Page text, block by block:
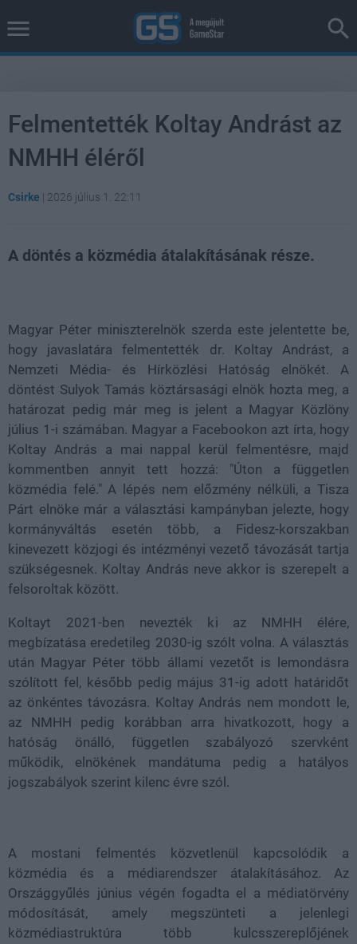
Felmentették Koltay Andrást az
NMHH éléről
Csirke | 2026 július 1. 22:11
A döntés a közmédia átalakításának része.
Magyar Péter miniszterelnök szerda este jelentette be,
hogy javaslatára felmentették dr. Koltay Andrást, a
Nemzeti Média- és Hírközlési Hatóság elnökét. A
döntést Sulyok Tamás köztársasági elnök hozta meg, a
határozat pedig már meg is jelent a Magyar Közlöny
július 1-i számában. Magyar a Facebookon azt írta, hogy
Koltay András a mai nappal kerül felmentésre, majd
kommentben annyit tett hozzá: "Úton a független
közmédia felé." A lépés nem előzmény nélküli, a Tisza
Párt elnöke már a választási kampányban jelezte, hogy
kormányváltás esetén több, a Fidesz-korszakban
kinevezett közjogi és intézményi vezető távozását tartja
szükségesnek. Koltay András neve akkor is szerepelt a
felsoroltak között.
Koltayt 2021-ben nevezték ki az NMHH élére,
megbízatása eredetileg 2030-ig szólt volna. A választás
után Magyar Péter több állami vezetőt is lemondásra
szólított fel, később pedig május 31-ig adott határidőt
az önkéntes távozásra. Koltay András nem mondott le,
az NMHH pedig korábban arra hivatkozott, hogy a
hatóság önálló, független szabályozó szervként
működik, elnökének mandátuma pedig a hatályos
jogszabályok szerint kilenc évre szól.
A mostani felmentés közvetlenül kapcsolódik a
közmédia és a médiarendszer átalakításához. Az
Országgyűlés június végén fogadta el a médiatörvény
módosítását, amely megszünteti a jelenlegi
közmédiastruktúra több kulcsszereplőjének